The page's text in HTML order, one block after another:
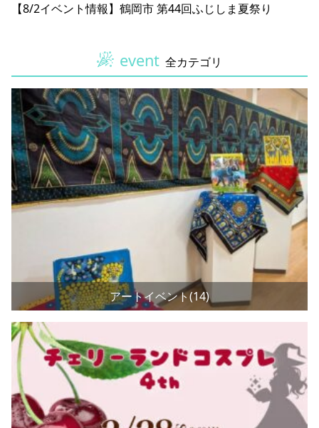
【8/2イベント情報】鶴岡市 第44回ふじしま夏祭り
event 全カテゴリ
アートイベント(14)